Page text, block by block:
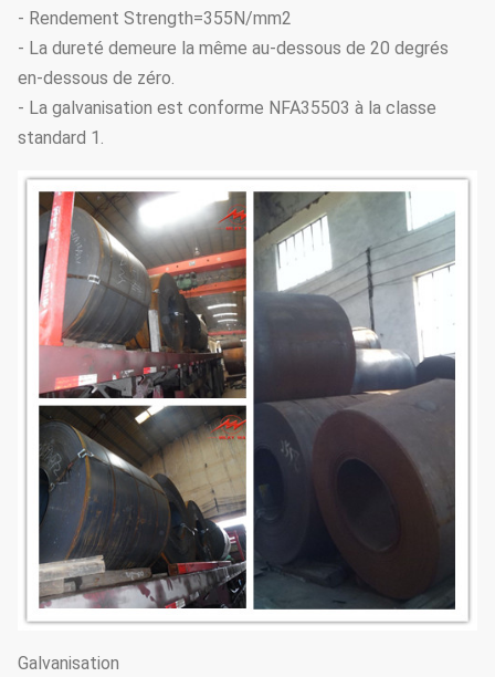
- Rendement Strength=355N/mm2
- La dureté demeure la même au-dessous de 20 degrés
en-dessous de zéro.
- La galvanisation est conforme NFA35503 à la classe
standard 1.
Galvanisation